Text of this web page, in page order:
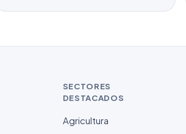
SECTORES
DESTACADOS
Agricultura